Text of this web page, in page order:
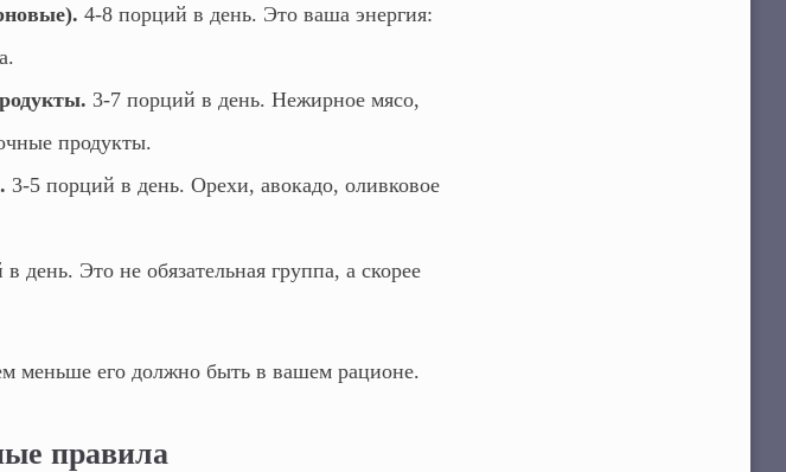
4-8 порций в день. Это ваша энергия:
3-7 порций в день. Нежирное мясо,
продукты.
3-5 порций в день. Орехи, авокадо, оливковое
день. Это не обязательная группа, а скорее
меньше его должно быть в вашем рационе.
правила